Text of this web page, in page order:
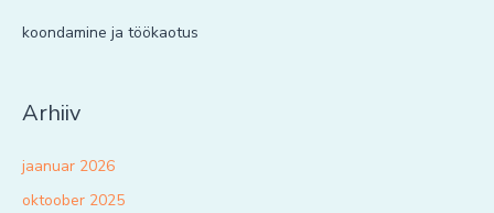
koondamine ja töökaotus
Arhiiv
jaanuar 2026
oktoober 2025